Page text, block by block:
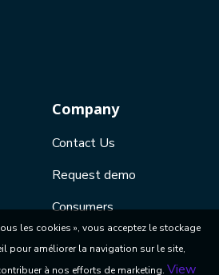
Company
Contact Us
Request demo
Consumers
les cookies », vous acceptez le stockage
pour améliorer la navigation sur le site,
à nos efforts de marketing. View